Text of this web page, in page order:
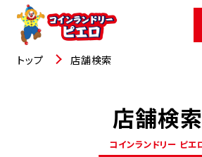
店舗検索
トップ 店舗検索
店舗検索
コインランドリー ピエ